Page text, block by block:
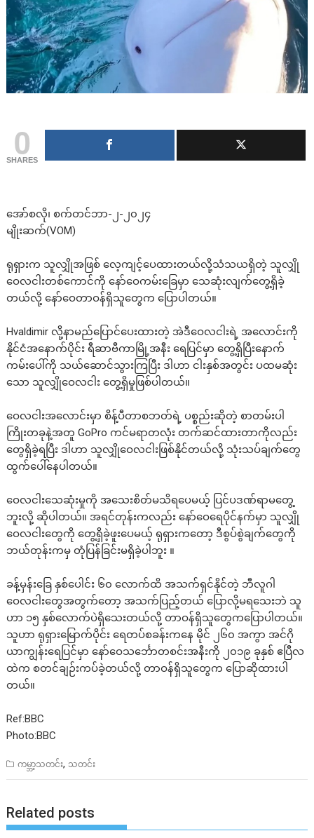
0
SHARES
အော်စလို၊ စက်တင်ဘာ-၂-၂၀၂၄
မျိုးဆက်(VOM)
ရုရှားက သူလျှိုအဖြစ် လေ့ကျင့်ပေထားတယ်လို့သံသယရှိတဲ့ သူလျှို
ဝေလငါးတစ်ကောင်ကို နော်ဝေကမ်းခြေမှာ သေဆုံးလျက်တွေ့ရှိခဲ့
တယ်လို့ နော်ဝေတာဝန်ရှိသူတွေက ပြောပါတယ်။
Hvaldimir လို့နာမည်ပြောင်ပေးထားတဲ့ အဲဒီဝေလငါးရဲ့ အလောင်းကို
နိုင်ငံအနောက်ပိုင်း ရီဆာဗီကာမြို့အနီး ရေပြင်မှာ တွေ့ရှိပြီးနောက်
ကမ်းပေါ်ကို သယ်ဆောင်သွားကြပြီး ဒါဟာ ငါးနှစ်အတွင်း ပထမဆုံး
သော သူလျှိုဝေလငါး တွေ့ရှိမှုဖြစ်ပါတယ်။
ဝေလငါးအလောင်းမှာ စိန့်ပီတာစဘတ်ရဲ့ ပစ္စည်းဆိုတဲ့ စာတမ်းပါ
ကြိုးတခုနဲ့အတူ GoPro ကင်မရာတလုံး တက်ဆင်ထားတာကိုလည်း
တွေရှိခဲ့ရပြီး ဒါဟာ သူလျှိုဝေလငါးဖြစ်နိုင်တယ်လို့ သုံးသပ်ချက်တွေ
ထွက်ပေါ်နေပါတယ်။
ဝေလငါးသေဆုံးမှုကို အသေးစိတ်မသိရပေမယ့် ပြင်ပဒဏ်ရာမတွေ့
ဘူးလို့ ဆိုပါတယ်။ အရင်တုန်းကလည်း နော်ဝေရေပိုင်နက်မှာ သူလျှို
ဝေလငါးတွေကို တွေ့ရှိခဲ့ဖူးပေမယ့် ရုရှားကတော့ ဒီစွပ်စွဲချက်တွေကို
ဘယ်တုန်းကမှ တုံပြန်ခြင်းမရှိခဲ့ပါဘူး ။
ခန့်မှန်းခြေ နှစ်ပေါင်း ၆၀ လောက်ထိ အသက်ရှင်နိုင်တဲ့ ဘီလူဂါ
ဝေလငါးတွေအတွက်တော့ အသက်ပြည့်တယ် ပြောလို့မရသေးဘဲ သူ
ဟာ ၁၅ နှစ်လောက်ပဲရှိသေးတယ်လို့ တာဝန်ရှိသူတွေကပြောပါတယ်။
သူဟာ ရုရှားမြောက်ပိုင်း ရေတပ်စခန်းကနေ မိုင် ၂၆၀ အကွာ အင်ဂို
ယာကျွန်းရေပြင်မှာ နော်ဝေသင်္ဘောတစင်းအနီးကို ၂၀၁၉ ခုနှစ် ဧပြီလ
ထဲက စတင်ချဉ်းကပ်ခဲ့တယ်လို့ တာဝန်ရှိသူတွေက ပြောဆိုထားပါ
တယ်။
Ref:BBC
Photo:BBC
ကမ္ဘာ့သတင်း, သတင်း
Related posts